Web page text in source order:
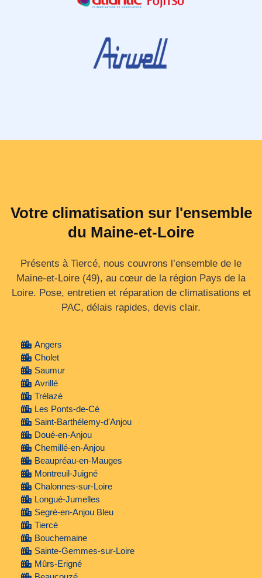
Votre climatisation sur l'ensemble
du Maine-et-Loire
Présents à Tiercé, nous couvrons l’ensemble de le
Maine‑et‑Loire (49), au cœur de la région Pays de la
Loire. Pose, entretien et réparation de climatisations et
PAC, délais rapides, devis clair.
Angers
Cholet
Saumur
Avrillé
Trélazé
Les Ponts-de-Cé
Saint-Barthélemy-d'Anjou
Doué-en-Anjou
Chemillé-en-Anjou
Beaupréau-en-Mauges
Montreuil-Juigné
Chalonnes-sur-Loire
Longué-Jumelles
Segré-en-Anjou Bleu
Tiercé
Bouchemaine
Sainte-Gemmes-sur-Loire
Mûrs-Erigné